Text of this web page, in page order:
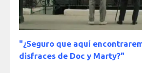
"¿Seguro que aquí
disfraces de Doc y Marty?"